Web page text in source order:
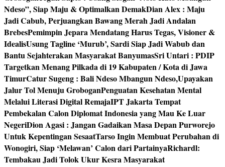
Ndeso”, Siap Maju & Optimalkan DemakDian Alex : Maju
Jadi Cabub, Perjuangkan Bawang Merah Jadi Andalan
BrebesPemimpin Jepara Mendatang Harus Tegas, Visioner &
IdealisUsung Tagline ‘Murub’, Sardi Siap Jadi Wabub dan
Bantu Sejahterakan Masyarakat BanyumasSri Untari : PDIP
Targetkan Menang Pilkada di 19 Kabupaten / Kota di Jawa
TimurCatur Sugeng : Bali Ndeso Mbangun Ndeso,Upayakan
Jalur Tol Menuju GroboganPenguatan Kesehatan Mental
Melalui Literasi Digital RemajaIPT Jakarta Tempat
Pembekalan Calon Diplomat Indonesia yang Mau Ke Luar
NegeriDion Agasi : Jangan Gadaikan Masa Depan Purworejo
Untuk Kepentingan SesaatTarso Ingin Membuat Perubahan di
Wonogiri, Siap ‘Melawan’ Calon dari PartainyaRichardl:
Tembakau Jadi Tolok Ukur Kesra Masyarakat